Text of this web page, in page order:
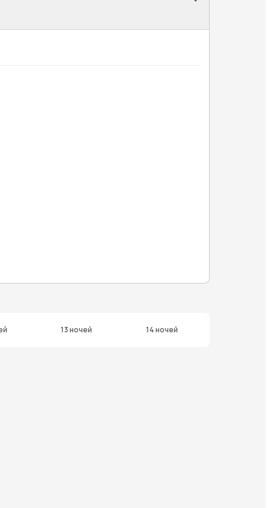
13 ночей 14 ночей